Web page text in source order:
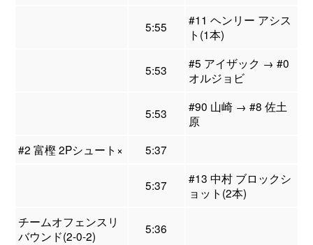
5:55
#11 ヘンリー アシス
ト(1本)
5:53
#5 アイザック → #0
オルジョビ
5:53
#90 山崎 → #8 佐土
原
#2 富樫 2Pシュート×
5:37
5:37
#13 中村 ブロックシ
ョット(2本)
チームオフェンスリ
バウンド(2-0-2)
5:36